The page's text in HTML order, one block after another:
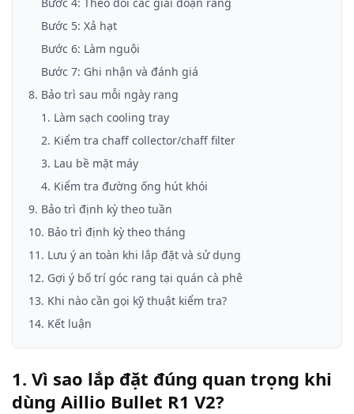
Bước 5: Xả hạt
Bước 6: Làm nguội
Bước 7: Ghi nhận và đánh giá
8. Bảo trì sau mỗi ngày rang
1. Làm sạch cooling tray
2. Kiểm tra chaff collector/chaff filter
3. Lau bề mặt máy
4. Kiểm tra đường ống hút khói
9. Bảo trì định kỳ theo tuần
10. Bảo trì định kỳ theo tháng
11. Lưu ý an toàn khi lắp đặt và sử dụng
12. Gợi ý bố trí góc rang tại quán cà phê
13. Khi nào cần gọi kỹ thuật kiểm tra?
14. Kết luận
1. Vì sao lắp đặt đúng quan trọng khi
dùng Aillio Bullet R1 V2?